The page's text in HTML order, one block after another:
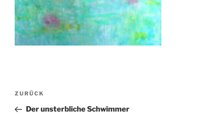
Beitragsnavigation
Vorheriger
Beitrag
ZURÜCK
Der unsterbliche Schwimmer